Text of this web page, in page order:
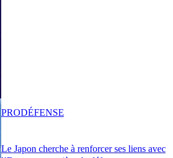
Le Japon cherche à renforcer ses liens avec
PRODÉFENSE